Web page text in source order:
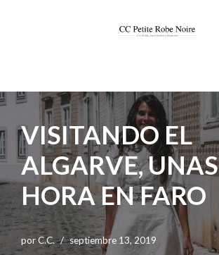
VISITANDO EL
ALGARVE, UNAS
HORA EN FARO
porC.C. septiembre 13, 2019